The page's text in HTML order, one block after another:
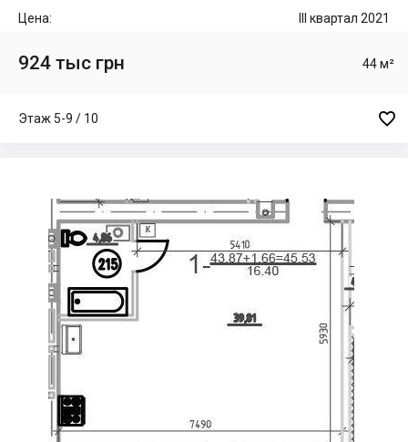
Цена: III квартал 2021
924 тыс грн 44 м²
Этаж 5-9 / 10 